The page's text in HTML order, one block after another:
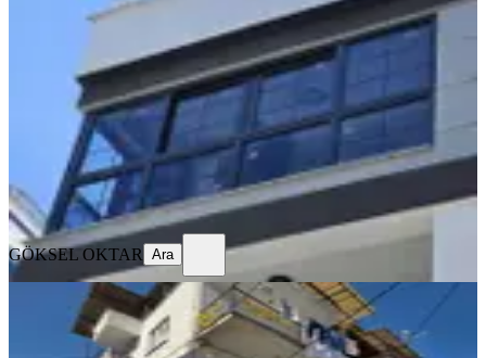
Akhisar, Reşat Bey Mahallesi
2.5+1·126 m²·3. Kat
27.500 ₺
GÖKSEL OKTAR
Ara
GÖKSEL OKTAR Ara
Medigün Karşısı Ara Kat Kiralık
Daire